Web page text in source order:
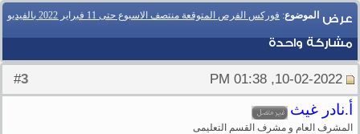
الموضوع: فوركس الفرص المتوقعة منتصف الاسبوع حتى 11 فبراير 2022 بالفيديو
عرض
مشاركة واحدة
3
أ.نادر غيث
المشرف العام و مشرف القسم التعليمى